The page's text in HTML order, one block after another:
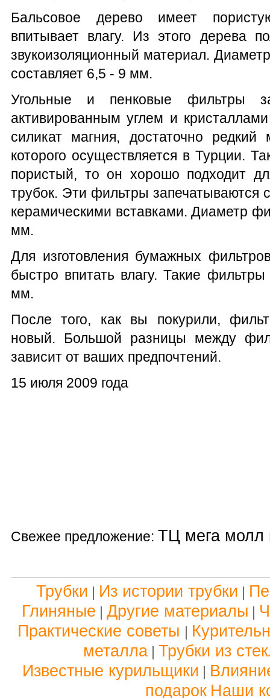
Бальсовое дерево имеет
впитывает влагу. Из этого дерева
звукоизоляционный материал.
составляет 6,5 - 9 мм.
Угольные и пенковые фильтры
активированным углем и
силикат магния, достаточно
которого осуществляется в Турции.
пористый, то он хорошо подходит
трубок. Эти фильтры запечатываются
керамическими вставками. Диаметр
мм.
Для изготовления бумажных
быстро впитать влагу. Такие
мм.
После того, как вы покурили,
новый. Большой разницы между
зависит от ваших предпочтений.
15 июля 2009 года
Свежее предложение: ТЦ мега молл
Трубки | Из истории трубки |
Глиняные | Другие материалы |
Практические советы |
металла | Трубки из
Известные курильщики |
подарок Наши